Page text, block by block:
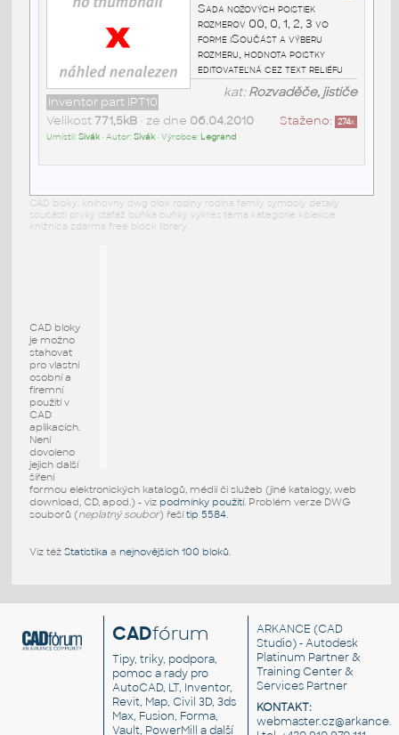
Sada nožových poistiek
rozmerov 00, 0, 1, 2, 3 vo
forme iSoučást a výberu
rozmeru, hodnota poistky
editovateľná cez text reliéfu
kat:Rozvaděče, jističe
Inventor part IPT10
Staženo: 274x
Velikost 771,5kB• ze dne 06.04.2010
Umístil:Sivák• Autor:Sivák• Výrobce: Legrand
CAD bloky: knihovny dwg blok rodiny rodina family symboly detaily
součásti prvky stafáž buňka buňky výkres téma kategorie kolekce
knižnica zdarma free block library
CAD bloky
je možno
stahovat
pro vlastní
osobní a
firemní
použití v
CAD
aplikacích.
Není
dovoleno
jejich další
šíření
formou elektronických katalogů, médií či služeb (jiné katalogy, web
download, CD, apod.) - viz podmínky použití. Problém verze DWG
souborů (neplatný soubor) řešítip 5584.
Viz též Statistika a nejnovějších 100 bloků.
CADfórum
Tipy, triky, podpora,
pomoc a rady pro
AutoCAD, LT, Inventor,
Revit, Map, Civil 3D, 3ds
Max, Fusion, Forma,
Vault, PowerMill a další
ARKANCE (CAD
Studio) - Autodesk
Platinum Partner &
Training Center &
Services Partner
KONTAKT: